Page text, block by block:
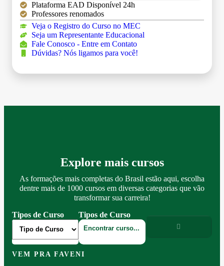
Plataforma EAD Disponível 24h
Professores renomados
Veja o Registro do Curso no MEC
Seja um Representante Educacional
Fale Conosco - Entre em Contato
Dúvidas? Nós ligamos para você!
Explore mais cursos
As formações mais completas do Brasil estão aqui, escolha
dentre mais de 1000 cursos em diversas categorias que vão
transformar sua carreira!
Tipos de Curso
Tipos de Curso
VEM PRA FAVENI